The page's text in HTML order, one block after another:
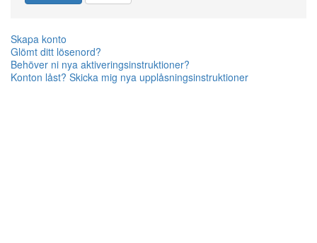
Skapa konto
Glömt ditt lösenord?
Behöver ni nya aktiveringsinstruktioner?
Konton låst? Skicka mig nya upplåsningsinstruktioner